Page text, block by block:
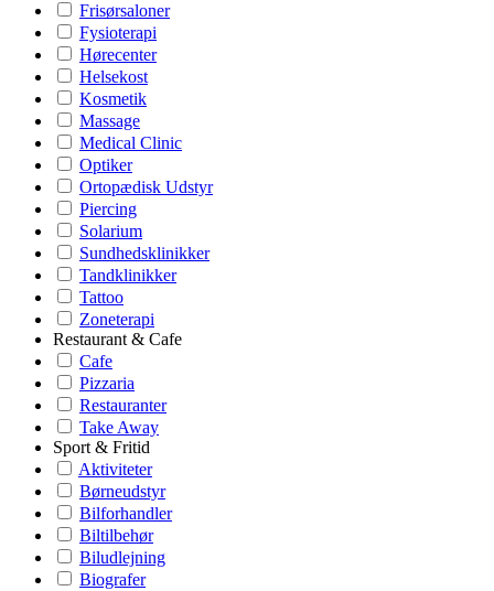
Frisørsaloner
Fysioterapi
Hørecenter
Helsekost
Kosmetik
Massage
Medical Clinic
Optiker
Ortopædisk Udstyr
Piercing
Solarium
Sundhedsklinikker
Tandklinikker
Tattoo
Zoneterapi
Restaurant & Cafe
Cafe
Pizzaria
Restauranter
Take Away
Sport & Fritid
Aktiviteter
Børneudstyr
Bilforhandler
Biltilbehør
Biludlejning
Biografer